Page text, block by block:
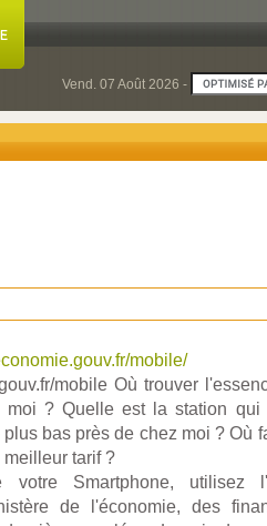
Vend. 07 Août 2026 -
mobile/
mobile Où trouver
moi ? Quelle est la station qui
bas près de chez moi ? Où
tarif ?
Smartphone, utilisez
de l'économie, des